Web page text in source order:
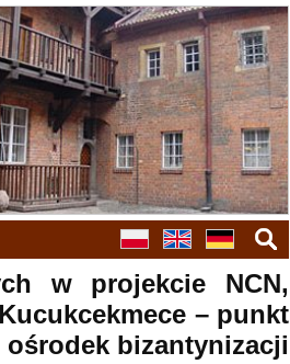
w projekcie NCN,
– punkt
bizantynizacji